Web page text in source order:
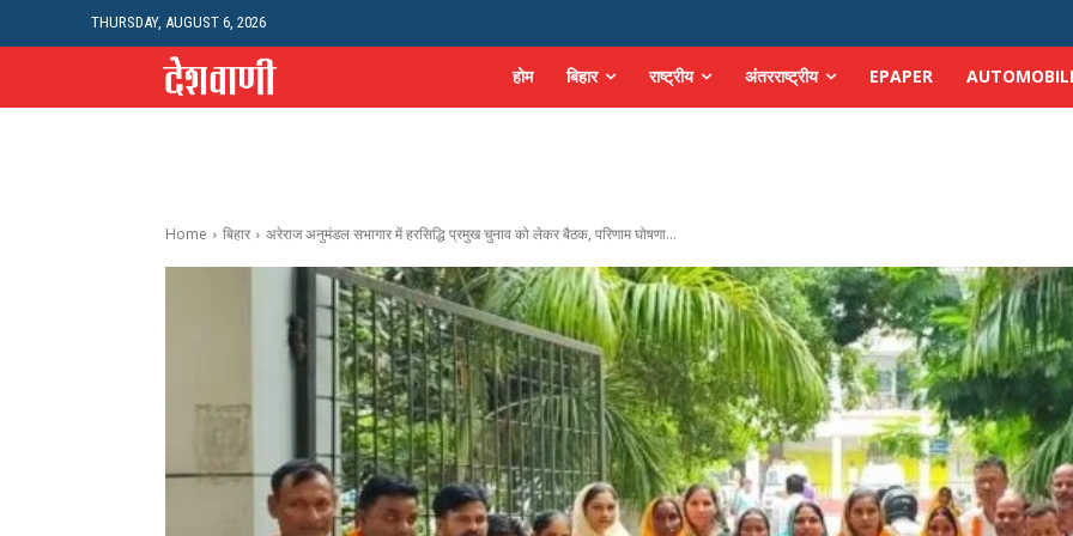
THURSDAY, AUGUST 6, 2026
होम बिहार राष्ट्रीय अंतरराष्ट्रीय EPAPER
Home बिहार अरेराज अनुमंडल सभागार में हरसिद्धि प्रमुख चुनाव को लेकर बैठक, परिणाम घोषणा...